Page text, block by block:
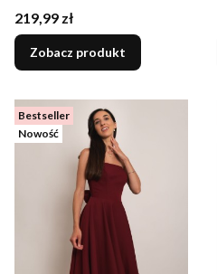
marszczeniem i różą
granatowa
Cena
219,99 zł
Zobacz produkt
Bestseller
Nowość